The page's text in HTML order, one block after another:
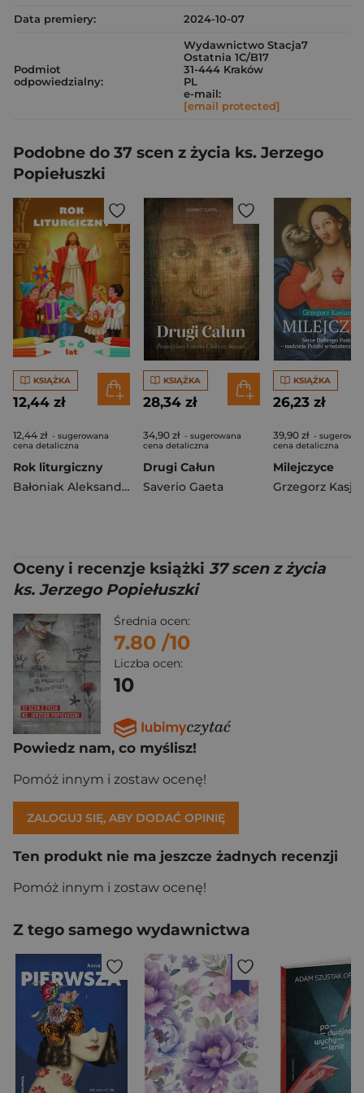
Data premiery: 2024-10-07
Podmiot
odpowiedzialny:
Wydawnictwo Stacja7
Ostatnia 1C/B17
31-444 Kraków
PL
e-mail:
[email protected]
Podobne do 37 scen z życia ks. Jerzego
Popiełuszki
KSIĄŻKA
12,44 zł
12,44 zł - sugerowana
cena detaliczna
Rok liturgiczny
Bałoniak Aleksandra
KSIĄŻKA
28,34 zł
34,90 zł - sugerowana
cena detaliczna
Drugi Całun
Saverio Gaeta
KSIĄŻKA
26,23 zł
39,90 zł -
cena detaliczna
Milejczyce
Grzegorz
Oceny i recenzje książki 37 scen z życia
ks. Jerzego Popiełuszki
Średnia ocen:
7.80 /10
Liczba ocen:
10
Powiedz nam, co myślisz!
Pomóż innym i zostaw ocenę!
ZALOGUJ SIĘ, ABY DODAĆ OPINIĘ
Ten produkt nie ma jeszcze żadnych recenzji
Pomóż innym i zostaw ocenę!
Z tego samego wydawnictwa